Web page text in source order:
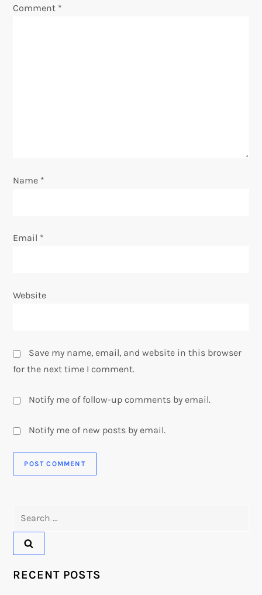
v
o
Comment *
Name *
Email *
Website
Save my name, email, and website in this browser
for the next time I comment.
Notify me of follow-up comments by email.
Notify me of new posts by email.
RECENT POSTS